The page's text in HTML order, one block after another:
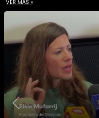
VER MÁS »
Previous